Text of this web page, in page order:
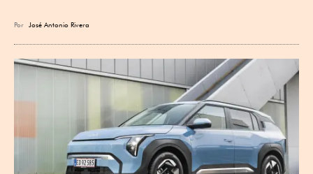
Por José Antonio Rivera